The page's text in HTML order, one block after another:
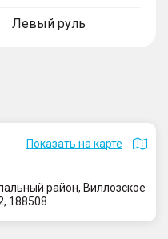
Левый руль
Показать на карте
район, Виллозское
188508